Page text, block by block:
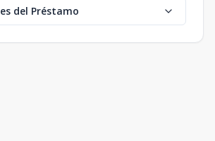
del Préstamo